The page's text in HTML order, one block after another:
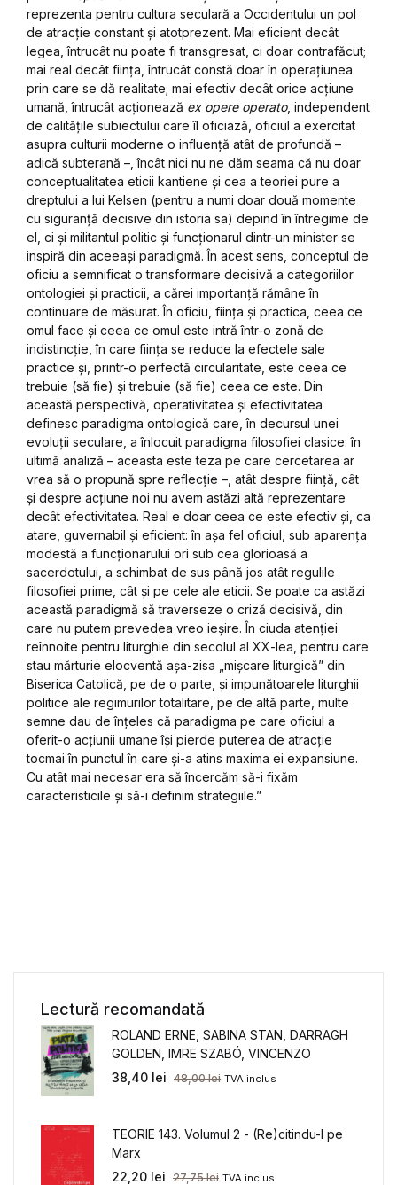
reprezenta pentru cultura seculară a Occidentului un pol
de atracție constant și atotprezent. Mai eficient decât
legea, întrucât nu poate fi transgresat, ci doar contrafăcut;
mai real decât ființa, întrucât constă doar în operațiunea
prin care se dă realitate; mai efectiv decât orice acțiune
umană, întrucât acționează ex opere operato, independent
de calitățile subiectului care îl oficiază, oficiul a exercitat
asupra culturii moderne o influență atât de profundă –
adică subterană –, încât nici nu ne dăm seama că nu doar
conceptualitatea eticii kantiene și cea a teoriei pure a
dreptului a lui Kelsen (pentru a numi doar două momente
cu siguranță decisive din istoria sa) depind în întregime de
el, ci și militantul politic și funcționarul dintr-un minister se
inspiră din aceeași paradigmă. În acest sens, conceptul de
oficiu a semnificat o transformare decisivă a categoriilor
ontologiei și practicii, a cărei importanță rămâne în
continuare de măsurat. În oficiu, ființa și practica, ceea ce
omul face și ceea ce omul este intră într-o zonă de
indistincție, în care ființa se reduce la efectele sale
practice și, printr-o perfectă circularitate, este ceea ce
trebuie (să fie) și trebuie (să fie) ceea ce este. Din
această perspectivă, operativitatea și efectivitatea
definesc paradigma ontologică care, în decursul unei
evoluții seculare, a înlocuit paradigma filosofiei clasice: în
ultimă analiză – aceasta este teza pe care cercetarea ar
vrea să o propună spre reflecție –, atât despre ființă, cât
și despre acțiune noi nu avem astăzi altă reprezentare
decât efectivitatea. Real e doar ceea ce este efectiv și, ca
atare, guvernabil și eficient: în așa fel oficiul, sub aparența
modestă a funcționarului ori sub cea glorioasă a
sacerdotului, a schimbat de sus până jos atât regulile
filosofiei prime, cât și pe cele ale eticii. Se poate ca astăzi
această paradigmă să traverseze o criză decisivă, din
care nu putem prevedea vreo ieșire. În ciuda atenției
reînnoite pentru liturghie din secolul al XX-lea, pentru care
stau mărturie elocventă așa-zisa „mișcare liturgică” din
Biserica Catolică, pe de o parte, și impunătoarele liturghii
politice ale regimurilor totalitare, pe de altă parte, multe
semne dau de înțeles că paradigma pe care oficiul a
oferit-o acțiunii umane își pierde puterea de atracție
tocmai în punctul în care și-a atins maxima ei expansiune.
Cu atât mai necesar era să încercăm să-i fixăm
caracteristicile și să-i definim strategiile.”
Lectură recomandată
ROLAND ERNE, SABINA STAN, DARRAGH
GOLDEN, IMRE SZABÓ, VINCENZO
MACCARRONE - PIAȚA E POLITICĂ.
38,40 lei 48,00lei TVA inclus
TEORIE 143. Volumul 2 - (Re)citindu-l pe
Marx
22,20 lei 27,75lei TVA inclus